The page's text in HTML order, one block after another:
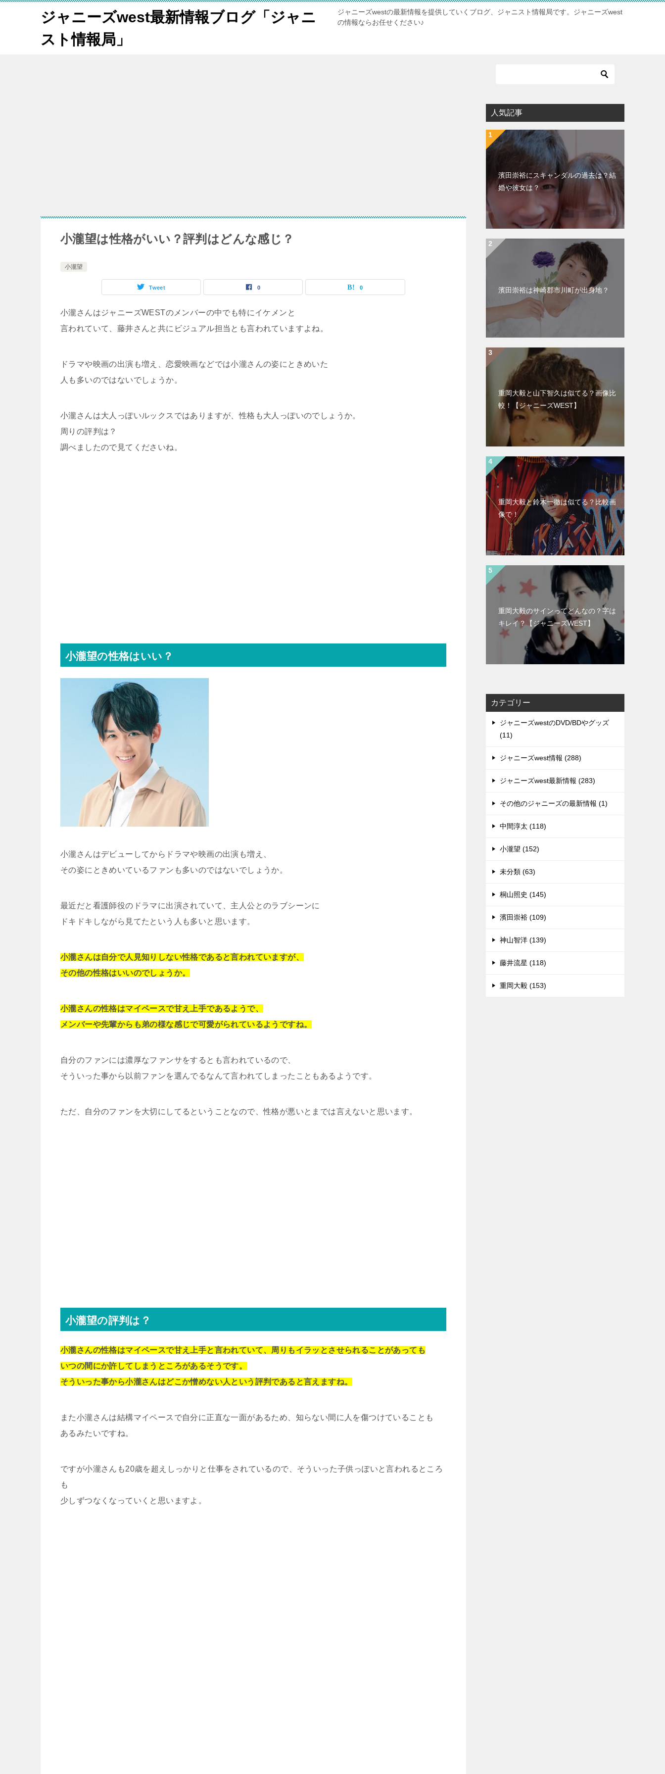
ジャニーズwest最新情報ブログ「ジャニ
スト情報局」
ジャニーズwestの最新情報を提供していくブログ、ジャニスト情報局です。ジャニーズwest
の情報ならお任せください♪
小瀧望は性格がいい？評判はどんな感じ？
小瀧望
Tweet 0 0
小瀧さんはジャニーズWESTのメンバーの中でも特にイケメンと
言われていて、藤井さんと共にビジュアル担当とも言われていますよね。
ドラマや映画の出演も増え、恋愛映画などでは小瀧さんの姿にときめいた
人も多いのではないでしょうか。
小瀧さんは大人っぽいルックスではありますが、性格も大人っぽいのでしょうか。
周りの評判は？
調べましたので見てくださいね。
小瀧望の性格はいい？
小瀧さんはデビューしてからドラマや映画の出演も増え、
その姿にときめいているファンも多いのではないでしょうか。
最近だと看護師役のドラマに出演されていて、主人公とのラブシーンに
ドキドキしながら見てたという人も多いと思います。
小瀧さんは自分で人見知りしない性格であると言われていますが、
その他の性格はいいのでしょうか。
小瀧さんの性格はマイペースで甘え上手であるようで、
メンバーや先輩からも弟の様な感じで可愛がられているようですね。
自分のファンには濃厚なファンサをするとも言われているので、
そういった事から以前ファンを選んでるなんて言われてしまったこともあるようです。
ただ、自分のファンを大切にしてるということなので、性格が悪いとまでは言えないと思います。
小瀧望の評判は？
小瀧さんの性格はマイペースで甘え上手と言われていて、周りもイラッとさせられることがあっても
いつの間にか許してしまうところがあるそうです。
そういった事から小瀧さんはどこか憎めない人という評判であると言えますね。
また小瀧さんは結構マイペースで自分に正直な一面があるため、知らない間に人を傷つけていることも
あるみたいですね。
ですが小瀧さんも20歳を超えしっかりと仕事をされているので、そういった子供っぽいと言われるところ
も
少しずつなくなっていくと思いますよ。
人気記事
濱田崇裕にスキャンダルの過去は？結
婚や彼女は？
濱田崇裕は神崎郡市川町が出身地？
重岡大毅と山下智久は似てる？画像比
較！【ジャニーズWEST】
重岡大毅と鈴木一徹は似てる？比較画
像で！
重岡大毅のサインってどんなの？字は
キレイ？【ジャニーズWEST】
カテゴリー
ジャニーズwestのDVD/BDやグッズ
(11)
ジャニーズwest情報 (288)
ジャニーズwest最新情報 (283)
その他のジャニーズの最新情報 (1)
中間淳太 (118)
小瀧望 (152)
未分類 (63)
桐山照史 (145)
濱田崇裕 (109)
神山智洋 (139)
藤井流星 (118)
重岡大毅 (153)